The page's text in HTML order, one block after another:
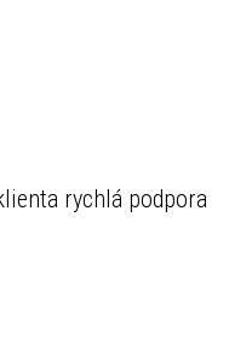
rychlá podpora